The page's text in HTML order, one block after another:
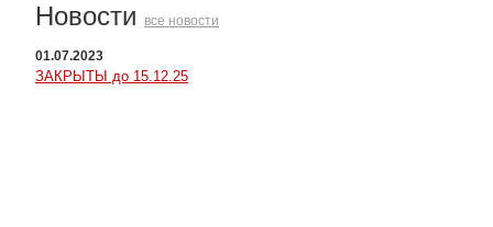
Новости все новости
01.07.2023
ЗАКРЫТЫ до 15.12.25